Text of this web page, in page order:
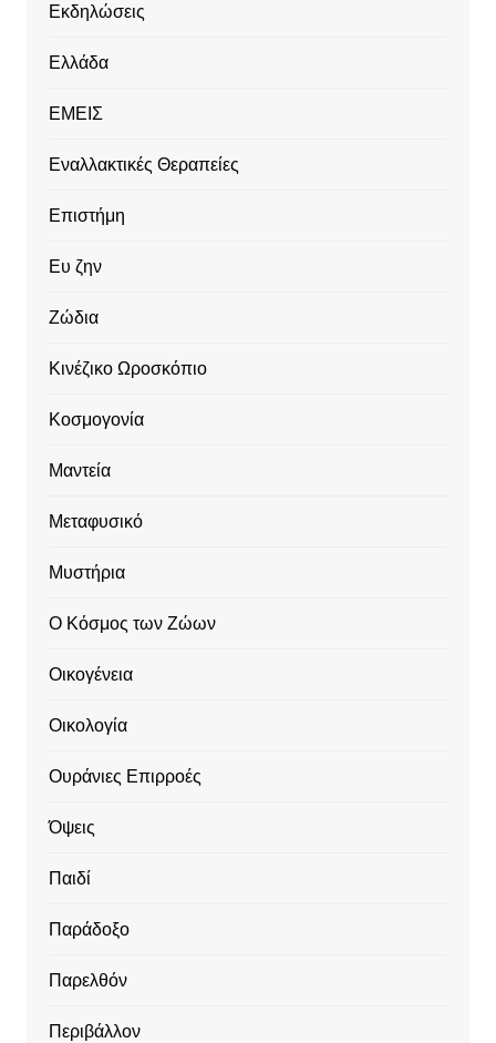
Εκδηλώσεις
Ελλάδα
ΕΜΕΙΣ
Εναλλακτικές Θεραπείες
Επιστήμη
Ευ ζην
Ζώδια
Κινέζικο Ωροσκόπιο
Κοσμογονία
Μαντεία
Μεταφυσικό
Μυστήρια
Ο Κόσμος των Ζώων
Οικογένεια
Οικολογία
Ουράνιες Επιρροές
Όψεις
Παιδί
Παράδοξο
Παρελθόν
Περιβάλλον